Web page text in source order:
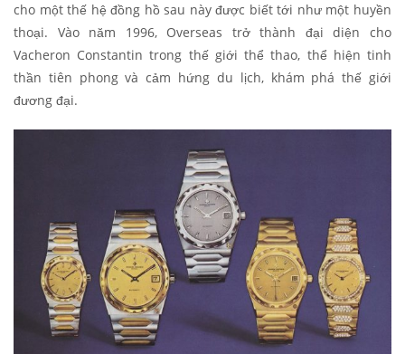
cho một thế hệ đồng hồ sau này được biết tới như một huyền
thoại. Vào năm 1996, Overseas trở thành đại diện cho
Vacheron Constantin trong thế giới thể thao, thể hiện tinh
thần tiên phong và cảm hứng du lịch, khám phá thế giới
đương đại.